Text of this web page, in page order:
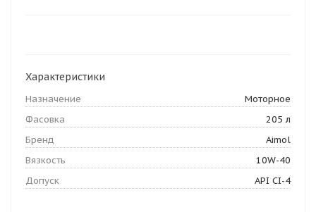
Характеристики
Назначение
Моторное
Фасовка
205 л
Бренд
Aimol
Вязкость
10W-40
Допуск
API CI-4